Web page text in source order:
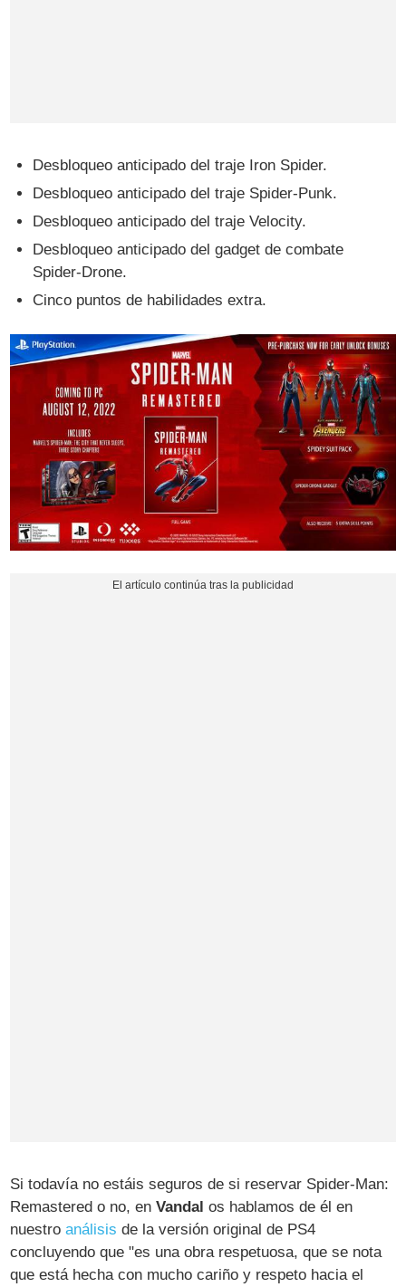
Desbloqueo anticipado del traje Iron Spider.
Desbloqueo anticipado del traje Spider-Punk.
Desbloqueo anticipado del traje Velocity.
Desbloqueo anticipado del gadget de combate
Spider-Drone.
Cinco puntos de habilidades extra.
Si todavía no estáis seguros de si reservar Spider-Man:
Remastered o no, enVandal os hablamos de él en
nuestroanálisis de la versión original de PS4
concluyendo que "es una obra respetuosa, que se nota
que está hecha con mucho cariño y respeto hacia el